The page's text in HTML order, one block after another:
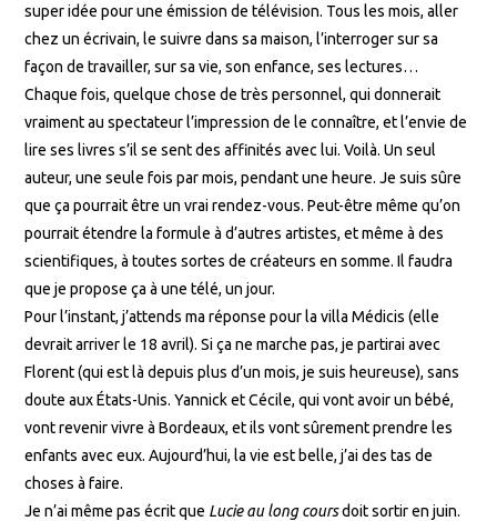
super idée pour une émission de télévision. Tous les mois, aller
chez un écrivain, le suivre dans sa maison, l’interroger sur sa
façon de travailler, sur sa vie, son enfance, ses lectures…
Chaque fois, quelque chose de très personnel, qui donnerait
vraiment au spectateur l’impression de le connaître, et l’envie de
lire ses livres s’il se sent des affinités avec lui. Voilà. Un seul
auteur, une seule fois par mois, pendant une heure. Je suis sûre
que ça pourrait être un vrai rendez-vous. Peut-être même qu’on
pourrait étendre la formule à d’autres artistes, et même à des
scientifiques, à toutes sortes de créateurs en somme. Il faudra
que je propose ça à une télé, un jour.
Pour l’instant, j’attends ma réponse pour la villa Médicis (elle
devrait arriver le 18 avril). Si ça ne marche pas, je partirai avec
Florent (qui est là depuis plus d’un mois, je suis heureuse), sans
doute aux États-Unis. Yannick et Cécile, qui vont avoir un bébé,
vont revenir vivre à Bordeaux, et ils vont sûrement prendre les
enfants avec eux. Aujourd’hui, la vie est belle, j’ai des tas de
choses à faire.
Je n’ai même pas écrit que Lucie au long coursdoit sortir en juin.